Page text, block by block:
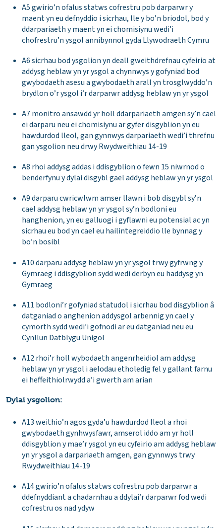
A5 gwirio’n ofalus statws cofrestru pob darparwr y
maent yn eu defnyddio i sicrhau, lle y bo’n briodol, bod y
ddarpariaeth y maent yn ei chomisiynu wedi’i
chofrestru’n ysgol annibynnol gyda Llywodraeth Cymru
A6 sicrhau bod ysgolion yn deall gweithdrefnau cyfeirio at
addysg heblaw yn yr ysgol a chynnwys y gofyniad bod
gwybodaeth asesu a gwybodaeth arall yn trosglwyddo’n
brydlon o’r ysgol i’r darparwr addysg heblaw yn yr ysgol
A7 monitro ansawdd yr holl ddarpariaeth amgen sy’n cael
ei darparu neu ei chomisiynu ar gyfer disgyblion yn eu
hawdurdod lleol, gan gynnwys darpariaeth wedi’i threfnu
gan ysgolion neu drwy Rwydweithiau 14-19
A8 rhoi addysg addas i ddisgyblion o fewn 15 niwrnod o
benderfynu y dylai disgybl gael addysg heblaw yn yr ysgol
A9 darparu cwricwlwm amser llawn i bob disgybl sy’n
cael addysg heblaw yn yr ysgol sy’n bodloni eu
hanghenion, yn eu galluogi i gyflawni eu potensial ac yn
sicrhau eu bod yn cael eu hailintegreiddio lle bynnag y
bo’n bosibl
A10 darparu addysg heblaw yn yr ysgol trwy gyfrwng y
Gymraeg i ddisgyblion sydd wedi derbyn eu haddysg yn
Gymraeg
A11 bodloni’r gofyniad statudol i sicrhau bod disgyblion â
datganiad o anghenion addysgol arbennig yn cael y
cymorth sydd wedi’i gofnodi ar eu datganiad neu eu
Cynllun Datblygu Unigol
A12 rhoi’r holl wybodaeth angenrheidiol am addysg
heblaw yn yr ysgol i aelodau etholedig fel y gallant farnu
ei heffeithiolrwydd a’i gwerth am arian
Dylai ysgolion:
A13 weithio’n agos gyda’u hawdurdod lleol a rhoi
gwybodaeth gynhwysfawr, amserol iddo am yr holl
ddisgyblion y mae’r ysgol yn eu cyfeirio am addysg heblaw
yn yr ysgol a darpariaeth amgen, gan gynnwys trwy
Rwydweithiau 14-19
A14 gwirio’n ofalus statws cofrestru pob darparwr a
ddefnyddiant a chadarnhau a ddylai’r darparwr fod wedi
cofrestru os nad ydyw